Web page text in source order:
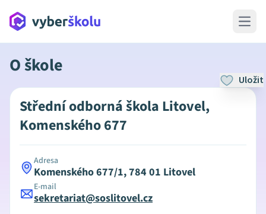
Open
O škole
Uložit
Střední odborná škola Litovel,
Komenského 677
Adresa
Komenského 677/1, 784 01 Litovel
E-mail
sekretariat@soslitovel.cz